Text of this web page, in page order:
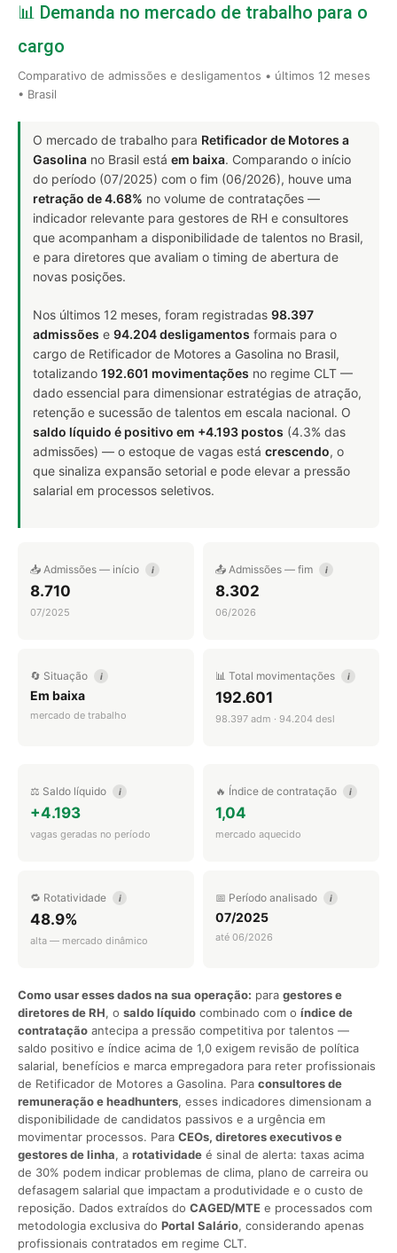
📊 Demanda no mercado de trabalho para o
cargo
Comparativo de admissões e desligamentos • últimos 12 meses
• Brasil
O mercado de trabalho para Retificador de Motores a
Gasolina no Brasil está em baixa. Comparando o início
do período (07/2025) com o fim (06/2026), houve uma
retração de 4.68% no volume de contratações —
indicador relevante para gestores de RH e consultores
que acompanham a disponibilidade de talentos no Brasil,
e para diretores que avaliam o timing de abertura de
novas posições.
Nos últimos 12 meses, foram registradas 98.397
admissões e 94.204 desligamentos formais para o
cargo de Retificador de Motores a Gasolina no Brasil,
totalizando 192.601 movimentações no regime CLT —
dado essencial para dimensionar estratégias de atração,
retenção e sucessão de talentos em escala nacional. O
saldo líquido é positivo em +4.193 postos (4.3% das
admissões) — o estoque de vagas está crescendo, o
que sinaliza expansão setorial e pode elevar a pressão
salarial em processos seletivos.
📥 Admissões — início i
8.710
07/2025
📤 Admissões — fim i
8.302
06/2026
🔄 Situação i
Em baixa
mercado de trabalho
📊 Total movimentações i
192.601
98.397 adm · 94.204 desl
⚖️ Saldo líquido i
+4.193
vagas geradas no período
🔥 Índice de contratação i
1,04
mercado aquecido
🔁 Rotatividade i
48.9%
alta — mercado dinâmico
📅 Período analisado i
07/2025
até 06/2026
Como usar esses dados na sua operação: para gestores e
diretores de RH, o saldo líquido combinado com o índice de
contratação antecipa a pressão competitiva por talentos —
saldo positivo e índice acima de 1,0 exigem revisão de política
salarial, benefícios e marca empregadora para reter profissionais
de Retificador de Motores a Gasolina. Para consultores de
remuneração e headhunters, esses indicadores dimensionam a
disponibilidade de candidatos passivos e a urgência em
movimentar processos. Para CEOs, diretores executivos e
gestores de linha, a rotatividade é sinal de alerta: taxas acima
de 30% podem indicar problemas de clima, plano de carreira ou
defasagem salarial que impactam a produtividade e o custo de
reposição. Dados extraídos do CAGED/MTE e processados com
metodologia exclusiva do Portal Salário, considerando apenas
profissionais contratados em regime CLT.